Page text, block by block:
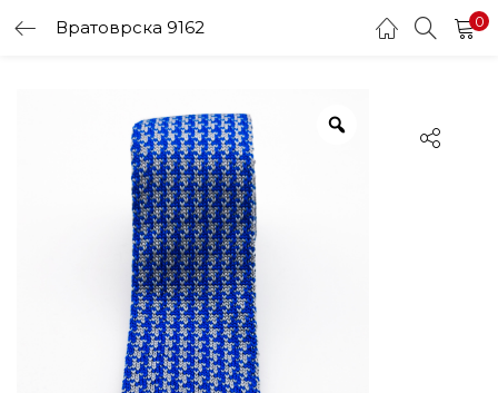
Вратоврска 9162 0
LOGIN
Enter your username and password to login.
Remember me
Login
Lost password?